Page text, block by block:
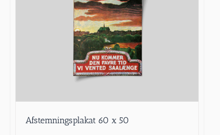
Afstemningsplakat 60 x 50